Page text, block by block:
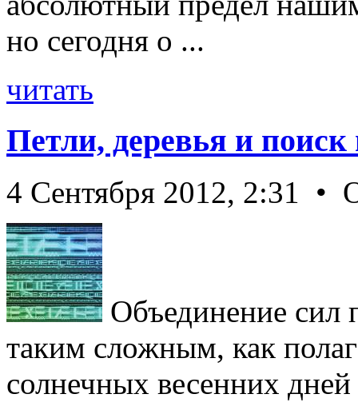
но сегодня о ...
читать
Петли, деревья и
4 Сентября 2012, 2:31 •
Объединение сил
таким сложным, как
солнечных весенних